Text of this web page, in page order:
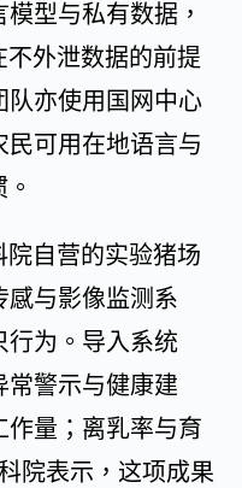
型与私有数据，
外泄数据的前提
队亦使用国网中心
可用在地语言与
院自营的实验猪场
感与影像监测系
行为。导入系统
常警示与健康建
作量；离乳率与育
院表示，这项成果